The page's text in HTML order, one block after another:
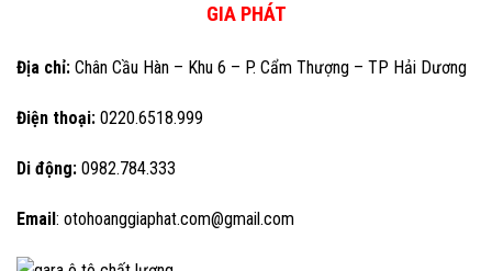
GIA PHÁT
Địa chỉ: Chân Cầu Hàn – Khu 6 – P. Cẩm Thượng – TP Hải Dương
Điện thoại: 0220.6518.999
Di động: 0982.784.333
Email: otohoanggiaphat.com@gmail.com